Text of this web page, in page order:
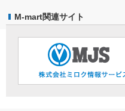
M-mart関連サイト